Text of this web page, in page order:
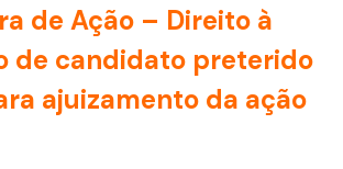
de Ação – Direito à
de candidato preterido
ajuizamento da ação